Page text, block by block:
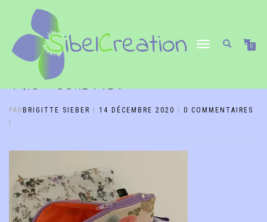
DÉPLIER/REPLIER
0
TRIO POCHETTES
PAR BRIGITTE SIEBER 14 DÉCEMBRE 2020
0 COMMENTAIRES